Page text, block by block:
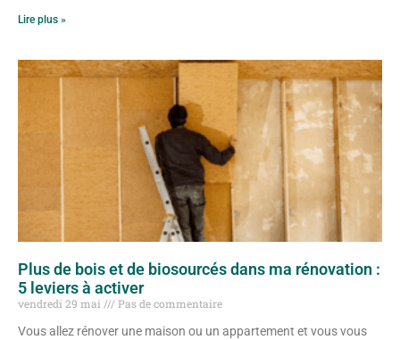
Lire plus »
Plus de bois et de biosourcés dans ma rénovation :
5 leviers à activer
vendredi 29 mai
Pas de commentaire
Vous allez rénover une maison ou un appartement et vous vous